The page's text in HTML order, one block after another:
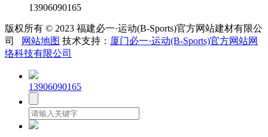
13906090165
版权所有 © 2023 福建必一·运动(B-Sports)官方网站建材有限公
司
网站地图 技术支持： 厦门必一·运动(B-Sports)官方网站网
络科技有限公司
13906090165